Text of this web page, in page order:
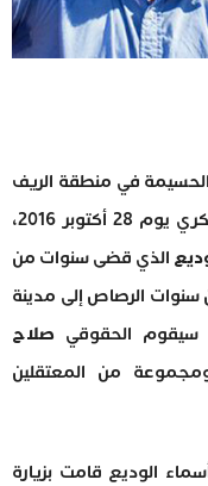
الحسيمة في منطقة الريف
شمال المغرب منذ مقتل الشاب محسن فكري يوم 28 أكتوبر 2016،
الذي قضى سنوات من
سنوات الرصاص إلى مدينة
سيقوم الحقوقي صلاح
ومجموعة من المعتقلين
الوديع قامت بزيارة